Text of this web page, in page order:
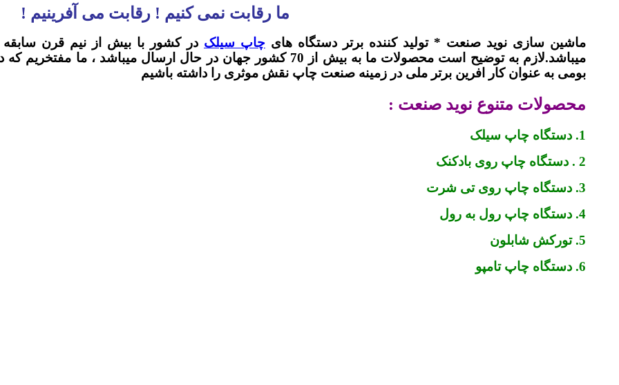
ما رقابت نمی کنیم ! رقابت می آفرینیم !
ماشین سازی نوید صنعت * تولید کننده برتر دستگاه های چاپ سیلک در کشور با بیش از نیم قرن سابقه
میباشد.لازم به توضیح است محصولات ما به بیش از 70 کشور جهان در حال
بومی به عنوان کار افرین برتر ملی در زمینه صنعت چاپ نقش موثری را داشته باشیم
محصولات متنوع نوید صنعت :
1. دستگاه چاپ سیلک
2 . دستگاه چاپ روی بادکنک
3. دستگاه چاپ روی تی شرت
4. دستگاه چاپ رول به رول
5. تورکش شابلون
6. دستگاه چاپ تامپو